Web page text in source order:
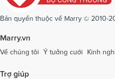
Dịch vụ cưới tại Sóc Trăng
Dịch vụ cưới tại Thái Bình
Dịch vụ cưới tại Thừa Thiên - Huế
Bản quyền thuộc về Marry © 2010-
Marry.vn
Về chúng tôi Ý tưởng cưới Kinh
Trợ giúp